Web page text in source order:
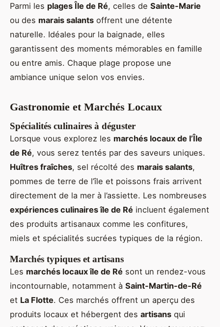
Parmi les plages Île de Ré, celles de Sainte-Marie
ou des marais salants offrent une détente
naturelle. Idéales pour la baignade, elles
garantissent des moments mémorables en famille
ou entre amis. Chaque plage propose une
ambiance unique selon vos envies.
Gastronomie et Marchés Locaux
Spécialités culinaires à déguster
Lorsque vous explorez les marchés locaux de l’Île
de Ré, vous serez tentés par des saveurs uniques.
Huîtres fraîches, sel récolté des marais salants,
pommes de terre de l’île et poissons frais arrivent
directement de la mer à l’assiette. Les nombreuses
expériences culinaires île de Ré incluent également
des produits artisanaux comme les confitures,
miels et spécialités sucrées typiques de la région.
Marchés typiques et artisans
Les marchés locaux île de Ré sont un rendez-vous
incontournable, notamment à Saint-Martin-de-Ré
et La Flotte. Ces marchés offrent un aperçu des
produits locaux et hébergent des artisans qui